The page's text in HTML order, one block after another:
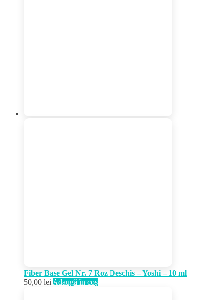
Fiber Base Gel Nr. 7 Roz Deschis – Yoshi – 10 ml
50,00 lei Adaugă în coș